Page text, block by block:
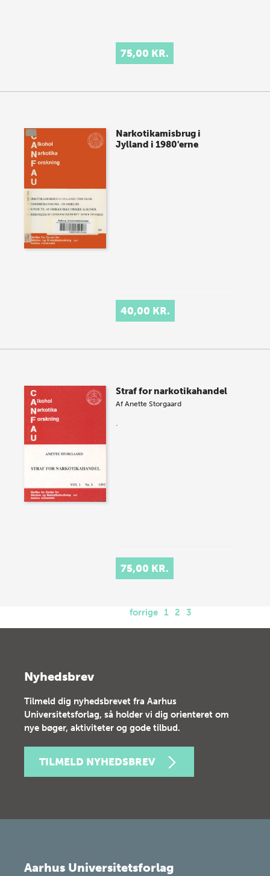
75,00 KR.
Narkotikamisbrug i
Jylland i 1980'erne
40,00 KR.
Straf for narkotikahandel
AfAnette Storgaard
.
75,00 KR.
forrige 1 2 3
Nyhedsbrev
Tilmeld dig nyhedsbrevet fra Aarhus
Universitetsforlag, så holder vi dig orienteret om
nye bøger, aktiviteter og gode tilbud.
TILMELD NYHEDSBREV
Aarhus Universitetsforlag